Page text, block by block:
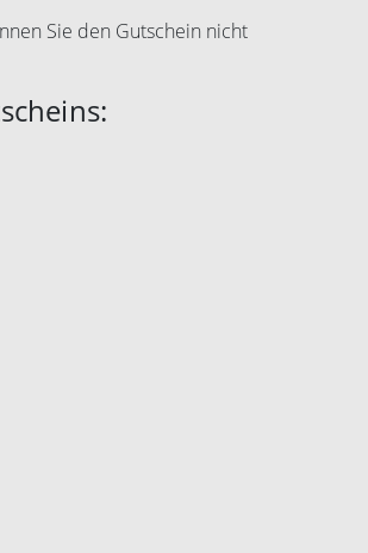
Sie den Gutschein nicht